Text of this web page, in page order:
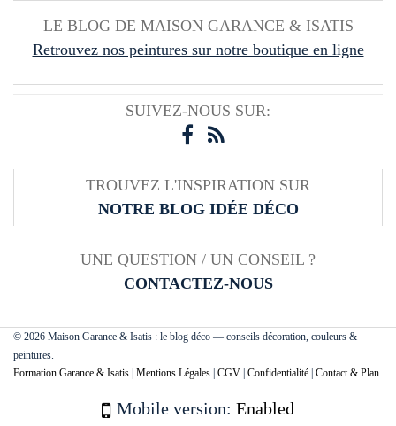
LE BLOG DE MAISON GARANCE & ISATIS
Retrouvez nos peintures sur notre boutique en ligne
SUIVEZ-NOUS SUR:
TROUVEZ L'INSPIRATION SUR
NOTRE BLOG IDÉE DÉCO
UNE QUESTION / UN CONSEIL ?
CONTACTEZ-NOUS
© 2026 Maison Garance & Isatis : le blog déco — conseils décoration, couleurs &
peintures.
Formation Garance & Isatis Mentions Légales CGV Confidentialité Contact & Plan
Mobile version: Enabled